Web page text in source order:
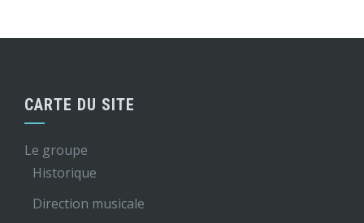
CARTE DU SITE
Le groupe
Historique
Direction musicale